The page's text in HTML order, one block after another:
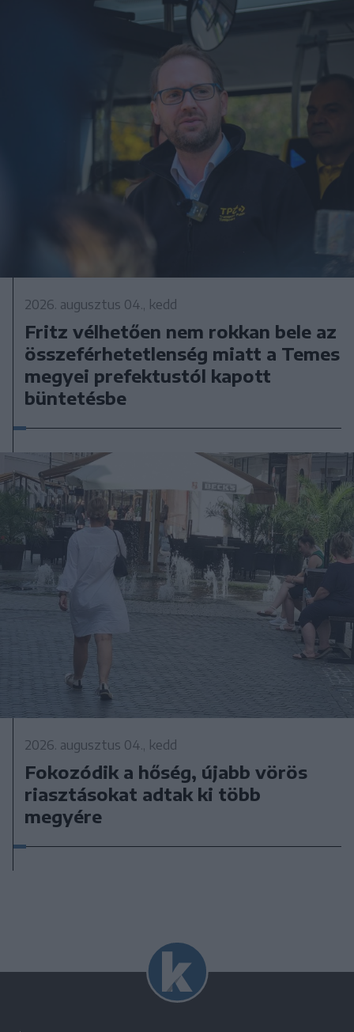
2026. augusztus 04., kedd
Fritz vélhetően nem rokkan bele az
összeférhetetlenség miatt a Temes
megyei prefektustól kapott
büntetésbe
2026. augusztus 04., kedd
Fokozódik a hőség, újabb vörös
riasztásokat adtak ki több
megyére